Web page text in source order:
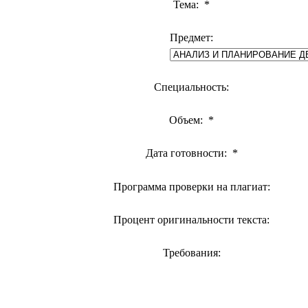
Тема: *
Предмет:
Специальность:
Объем: *
Дата готовности: *
Программа проверки на плагиат:
Процент оригинальности текста:
Требования: